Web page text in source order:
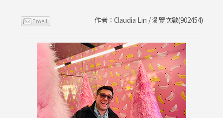
作者：Claudia Lin / 瀏覽次數(902454)